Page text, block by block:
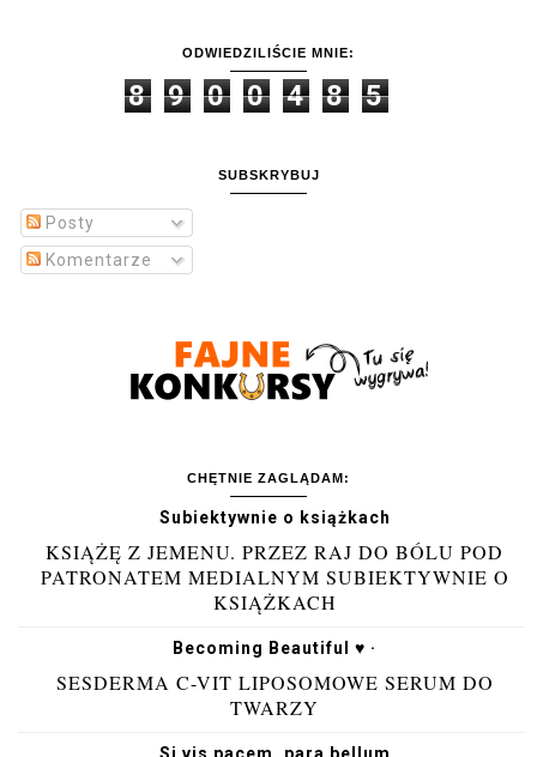
ODWIEDZILIŚCIE MNIE:
8 9 0 0 4 8 5
SUBSKRYBUJ
Posty
Komentarze
CHĘTNIE ZAGLĄDAM:
Subiektywnie o książkach
KSIĄŻĘ Z JEMENU. PRZEZ RAJ DO BÓLU POD
PATRONATEM MEDIALNYM SUBIEKTYWNIE O
KSIĄŻKACH
Becoming Beautiful ♥ ·
SESDERMA C-VIT LIPOSOMOWE SERUM DO
TWARZY